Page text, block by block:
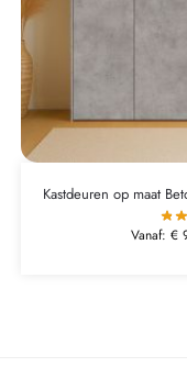
Kastdeuren op maat
Vanaf: €